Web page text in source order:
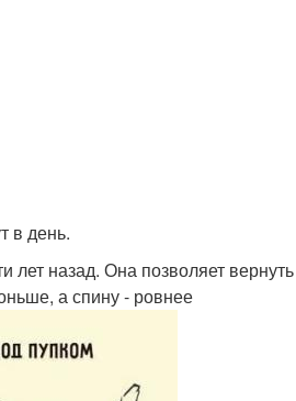
в день.
назад. Она позволяет вернуть
а спину - ровнее